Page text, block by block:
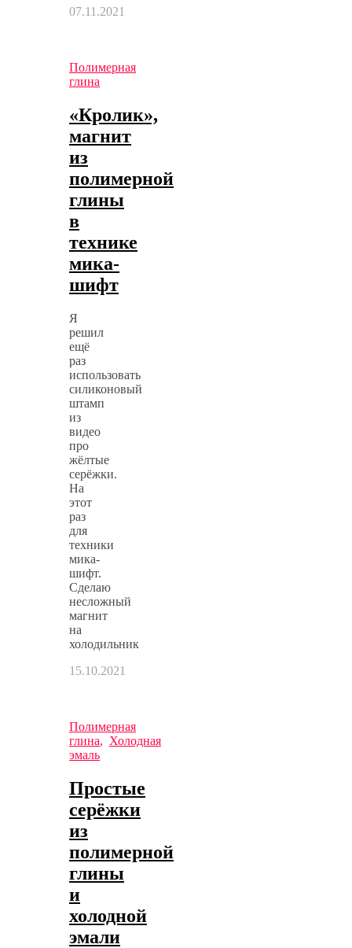
07.11.2021
Полимерная
глина
«Кролик»,
магнит
из
полимерной
глины
в
технике
мика-
шифт
Я
решил
ещё
раз
использовать
силиконовый
штамп
из
видео
про
жёлтые
серёжки.
На
этот
раз
для
техники
мика-
шифт.
Сделаю
несложный
магнит
на
холодильник
15.10.2021
Полимерная
глина, Холодная
эмаль
Простые
серёжки
из
полимерной
глины
и
холодной
эмали